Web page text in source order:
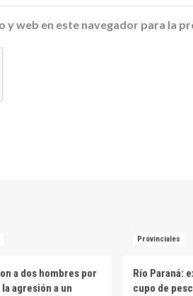
web en este navegador para la
a dos hombres por
agresión a un
Provinciales
Río Paraná:
cupo de